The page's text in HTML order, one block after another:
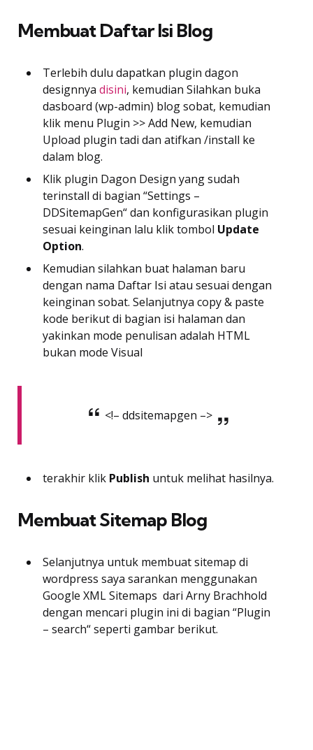
Membuat Daftar Isi Blog
Terlebih dulu dapatkan plugin dagon
designnya disini, kemudian Silahkan buka
dasboard (wp-admin) blog sobat, kemudian
klik menu Plugin >> Add New, kemudian
Upload plugin tadi dan atifkan /install ke
dalam blog.
Klik plugin Dagon Design yang sudah
terinstall di bagian “Settings –
DDSitemapGen“ dan konfigurasikan plugin
sesuai keinginan lalu klik tombol Update
Option.
Kemudian silahkan buat halaman baru
dengan nama Daftar Isi atau sesuai dengan
keinginan sobat. Selanjutnya copy & paste
kode berikut di bagian isi halaman dan
yakinkan mode penulisan adalah HTML
bukan mode Visual
<!– ddsitemapgen –>
terakhir klik Publish untuk melihat hasilnya.
Membuat Sitemap Blog
Selanjutnya untuk membuat sitemap di
wordpress saya sarankan menggunakan
Google XML Sitemaps dari Arny Brachhold
dengan mencari plugin ini di bagian “Plugin
– search“ seperti gambar berikut.